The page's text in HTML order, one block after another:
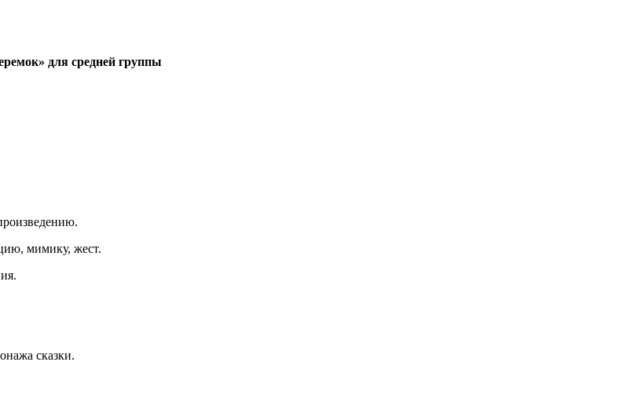
для средней группы
мимику, жест.
сказки.